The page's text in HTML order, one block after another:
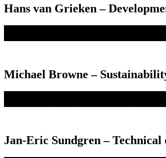
Hans van Grieken –
Michael Browne –
Jan-Eric Sundgren –